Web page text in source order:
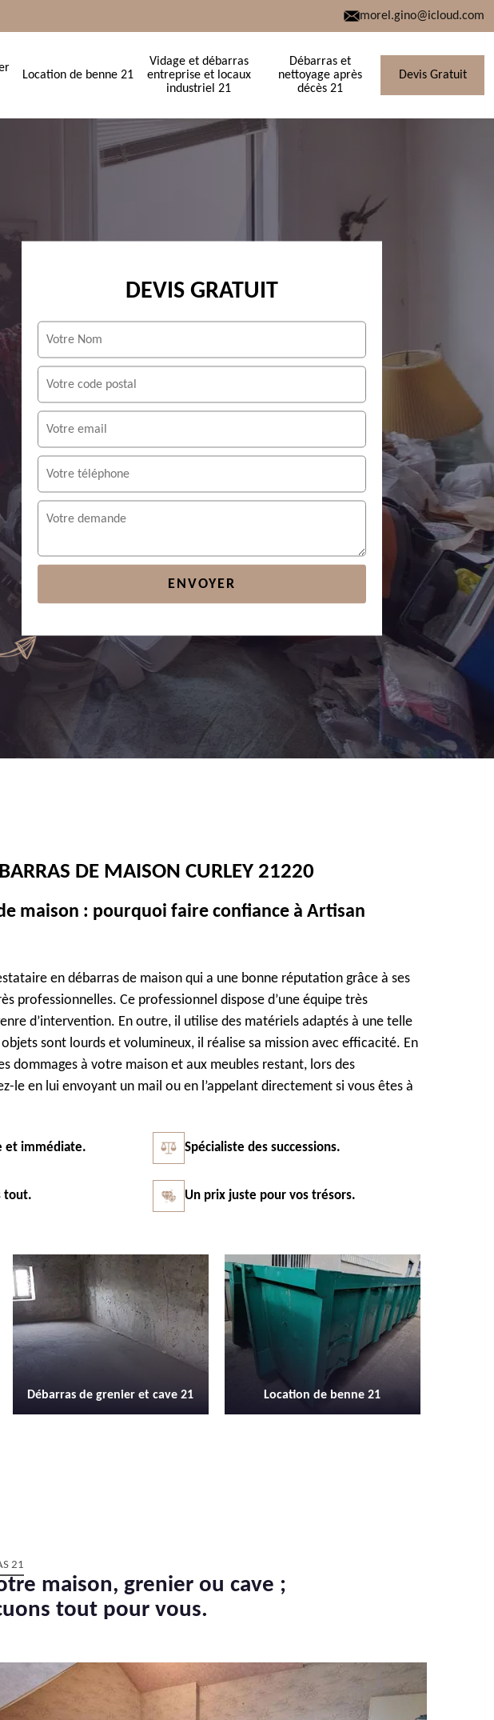
morel.gino@icloud.com
Location de benne 21
Vidage et débarras
entreprise et locaux
industriel 21
Débarras et
nettoyage après
décès 21
Devis Gratuit
DEVIS GRATUIT
DE MAISON CURLEY 21220
maison : pourquoi faire confiance à Artisan
en débarras de maison qui a une bonne réputation grâce à ses
professionnelles. Ce professionnel dispose d’une équipe très
d’intervention. En outre, il utilise des matériels adaptés à une telle
sont lourds et volumineux, il réalise sa mission avec efficacité. En
dommages à votre maison et aux meubles restant, lors des
le en lui envoyant un mail ou en l’appelant directement si vous êtes à
et immédiate. Spécialiste des successions.
tout. Un prix juste pour vos trésors.
Location de benne 21
Vidage et débarras entreprise et
locaux industriel 21
21
maison, grenier ou cave ;
tout pour vous.